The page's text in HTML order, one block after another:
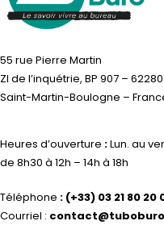
55 rue Pierre Martin
ZI de l’inquétrie, BP 907 – 62280
Saint-Martin-Boulogne –
Heures d’ouverture :Lun. au
de 8h30 à 12h – 14h à 18h
Téléphone : (+33) 03 21 80 20
Courriel :